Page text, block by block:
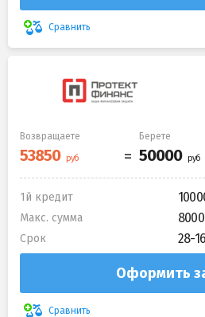
Сравнить
Возвращаете Берете
1й кредит
Макс. сумма
Срок 28-
Оформить
Сравнить